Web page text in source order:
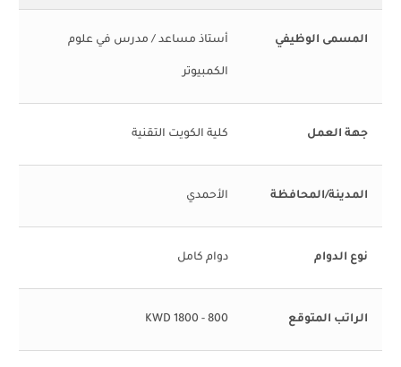
المسمى الوظيفي أستاذ مساعد / مدرس في علوم
الكمبيوتر
جهة العمل كلية الكويت التقنية
المدينة/المحافظة الأحمدي
نوع الدوام دوام كامل
الراتب المتوقع 800 - 1800 KWD